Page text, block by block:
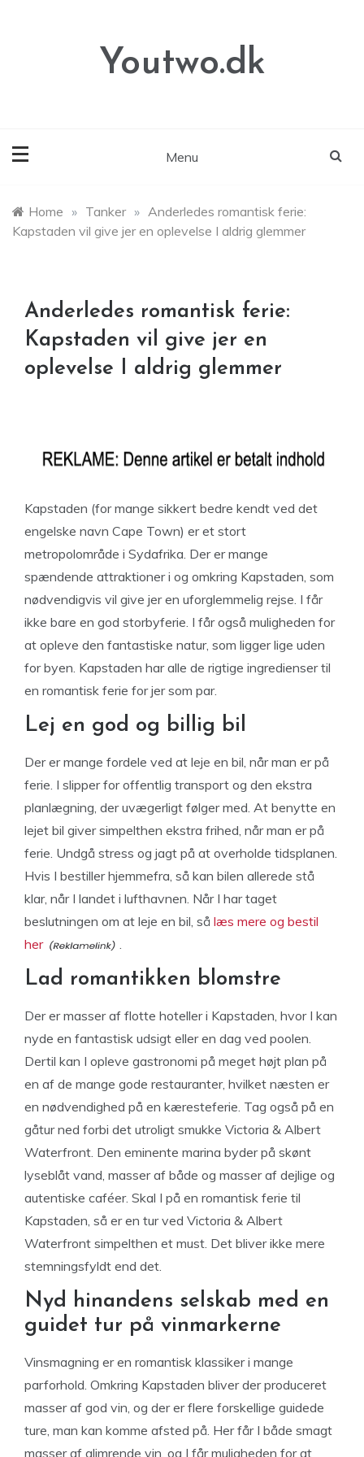
Youtwo.dk
Menu
Home » Tanker » Anderledes romantisk ferie:
Kapstaden vil give jer en oplevelse I aldrig glemmer
Anderledes romantisk ferie:
Kapstaden vil give jer en
oplevelse I aldrig glemmer
Kapstaden (for mange sikkert bedre kendt ved det
engelske navn Cape Town) er et stort
metropolområde i Sydafrika. Der er mange
spændende attraktioner i og omkring Kapstaden, som
nødvendigvis vil give jer en uforglemmelig rejse. I får
ikke bare en god storbyferie. I får også muligheden for
at opleve den fantastiske natur, som ligger lige uden
for byen. Kapstaden har alle de rigtige ingredienser til
en romantisk ferie for jer som par.
Lej en god og billig bil
Der er mange fordele ved at leje en bil, når man er på
ferie. I slipper for offentlig transport og den ekstra
planlægning, der uvægerligt følger med. At benytte en
lejet bil giver simpelthen ekstra frihed, når man er på
ferie. Undgå stress og jagt på at overholde tidsplanen.
Hvis I bestiller hjemmefra, så kan bilen allerede stå
klar, når I landet i lufthavnen. Når I har taget
beslutningen om at leje en bil, så læs mere og bestil
her
.
Lad romantikken blomstre
Der er masser af flotte hoteller i Kapstaden, hvor I kan
nyde en fantastisk udsigt eller en dag ved poolen.
Dertil kan I opleve gastronomi på meget højt plan på
en af de mange gode restauranter, hvilket næsten er
en nødvendighed på en kæresteferie. Tag også på en
gåtur ned forbi det utroligt smukke Victoria & Albert
Waterfront. Den eminente marina byder på skønt
lyseblåt vand, masser af både og masser af dejlige og
autentiske caféer. Skal I på en romantisk ferie til
Kapstaden, så er en tur ved Victoria & Albert
Waterfront simpelthen et must. Det bliver ikke mere
stemningsfyldt end det.
Nyd hinandens selskab med en
guidet tur på vinmarkerne
Vinsmagning er en romantisk klassiker i mange
parforhold. Omkring Kapstaden bliver der produceret
masser af god vin, og der er flere forskellige guidede
ture, man kan komme afsted på. Her får I både smagt
masser af glimrende vin, og I får muligheden for at